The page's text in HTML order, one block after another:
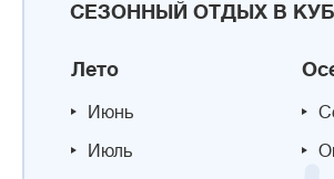
СЕЗОННЫЙ ОТДЫХ В
Лето
Июнь
Июль